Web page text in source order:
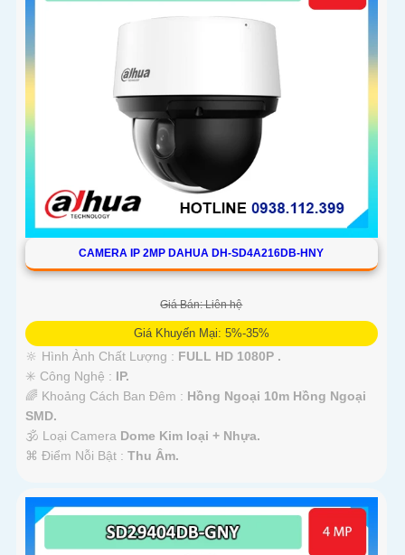
CAMERA IP 2MP DAHUA DH-SD4A216DB-HNY
Giá Bán: Liên hệ
Giá Khuyến Mại: 5%-35%
🔆 Hình Ành Chất Lượng : FULL HD 1080P .
✳️ Công Nghệ : IP.
🌈 Khoảng Cách Ban Đêm : Hồng Ngoại 10m Hồng Ngoại
SMD.
🕉️ Loại Camera Dome Kim loại + Nhựa.
️⌘ Điểm Nỗi Bật : Thu Âm.